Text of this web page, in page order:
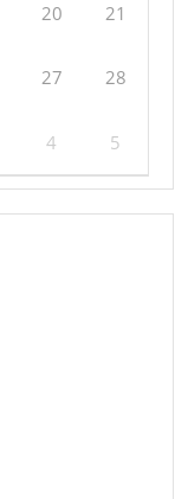
20 21
27 28
4 5